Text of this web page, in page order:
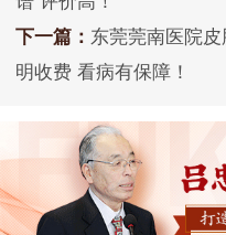
下一篇： 东莞莞南医院
明收费 看病有保障！